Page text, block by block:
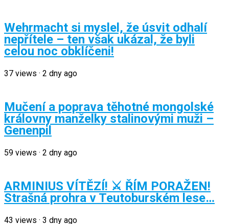
Wehrmacht si myslel, že úsvit odhalí
nepřítele – ten však ukázal, že byli
celou noc obklíčeni!
37 views · 2 dny ago
Mučení a poprava těhotné mongolské
královny manželky stalinovými muži –
Genenpil
59 views · 2 dny ago
ARMINIUS VÍTĚZÍ! ⚔️ ŘÍM PORAŽEN!
Strašná prohra v Teutoburském lese…
43 views · 3 dny ago